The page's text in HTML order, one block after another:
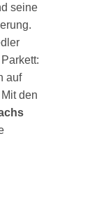
seine
auf
den